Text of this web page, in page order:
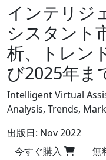
インテリジ
シスタント
析、トレン
び2025年ま
Intelligent Virtual
Analysis, Trends,
出版日: Nov 2022
今すぐ購入
無